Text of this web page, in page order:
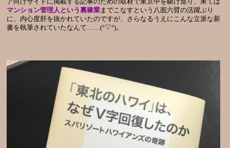
マンション管理人という裏稼業までこなすという八面六臂の活躍ぶり
に、内心度肝を抜かれていたのですが、さらなるうえにこんな立派な新
書を執筆されていたなんて……(°▽°)。